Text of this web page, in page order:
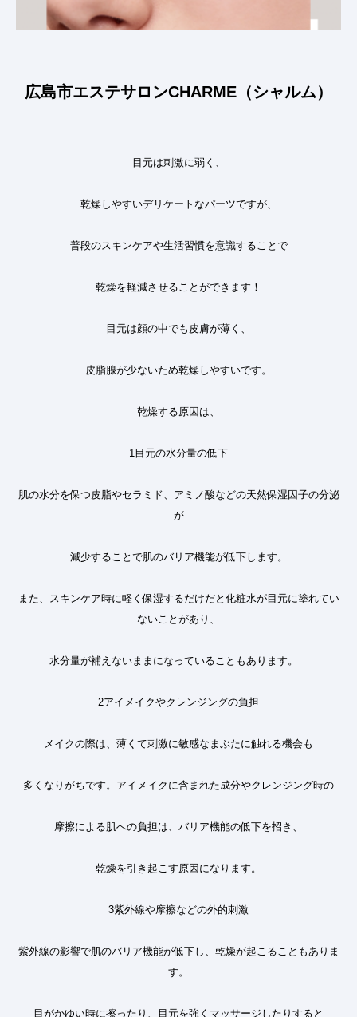
広島市エステサロンCHARME（シャルム）
目元は刺激に弱く、
乾燥しやすいデリケートなパーツですが、
普段のスキンケアや生活習慣を意識することで
乾燥を軽減させることができます ！
目元は顔の中でも皮膚が薄く、
皮脂腺が少ないため乾燥しやすいです。
乾燥する原因は、
1 目元の水分量の低下
肌の水分を保つ皮脂やセラミド、アミノ酸などの天然保湿因子の分泌
が
減少することで肌のバリア機能が低下します。
また、スキンケア時に軽く保湿するだけだと化粧水が目元に塗れてい
ないことがあり、
水分量が補えないままになっていることもあります。
2アイメイクやクレンジングの負担
メイクの際は、薄くて刺激に敏感なまぶたに触れる機会も
多くなりがちです。アイメイクに含まれた成分やクレンジング時の
摩擦による肌への負担は、バリア機能の低下を招き、
乾燥を引き起こす原因になります。
3紫外線や摩擦などの外的刺激
紫外線の影響で肌のバリア機能が低下し、乾燥が起こることもありま
す。
目がかゆい時に擦ったり、目元を強くマッサージしたりすると